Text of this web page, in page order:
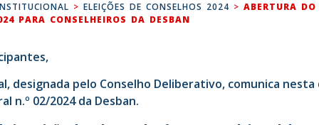
>ELEIÇÕES DE CONSELHOS 2024 >ABERTURA DO
PARA CONSELHEIROS DA DESBAN
designada pelo Conselho Deliberativo, comunica
n.º 02/2024 da Desban.